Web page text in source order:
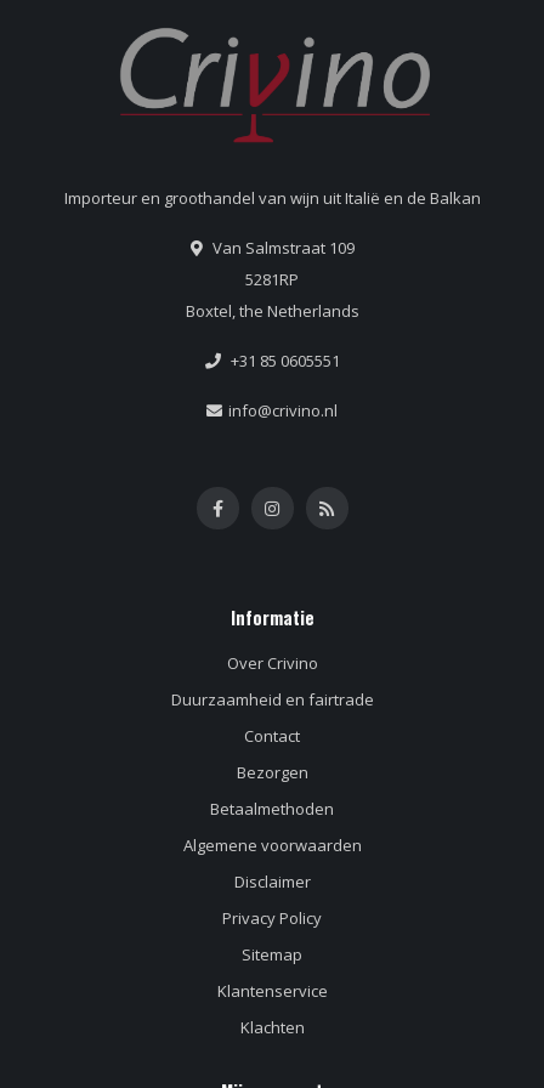
Importeur en groothandel van wijn uit Italië en de Balkan
Van Salmstraat 109
5281RP
Boxtel, the Netherlands
+31 85 0605551
info@crivino.nl
Informatie
Over Crivino
Duurzaamheid en fairtrade
Contact
Bezorgen
Betaalmethoden
Algemene voorwaarden
Disclaimer
Privacy Policy
Sitemap
Klantenservice
Klachten